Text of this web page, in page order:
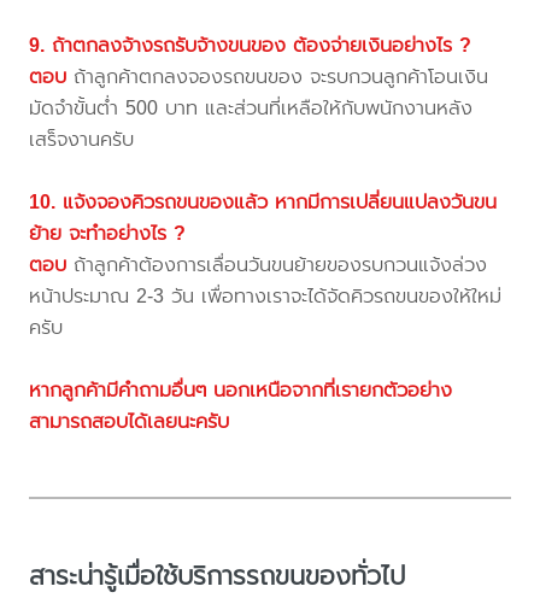
9. ถ้าตกลงจ้างรถรับจ้างขนของ ต้องจ่ายเงินอย่างไร ?
ตอบ ถ้าลูกค้าตกลงจองรถขนของ จะรบกวนลูกค้าโอนเงิน
มัดจำขั้นต่ำ 500 บาท และส่วนที่เหลือให้กับพนักงานหลัง
เสร็จงานครับ
10. แจ้งจองคิวรถขนของแล้ว หากมีการเปลี่ยนแปลงวันขน
ย้าย จะทำอย่างไร ?
ตอบ ถ้าลูกค้าต้องการเลื่อนวันขนย้ายของรบกวนแจ้งล่วง
หน้าประมาณ 2-3 วัน เพื่อทางเราจะได้จัดคิวรถขนของให้ใหม่
ครับ
หากลูกค้ามีคำถามอื่นๆ นอกเหนือจากที่เรายกตัวอย่าง
สามารถสอบได้เลยนะครับ
สาระน่ารู้เมื่อใช้บริการรถขนของทั่วไป